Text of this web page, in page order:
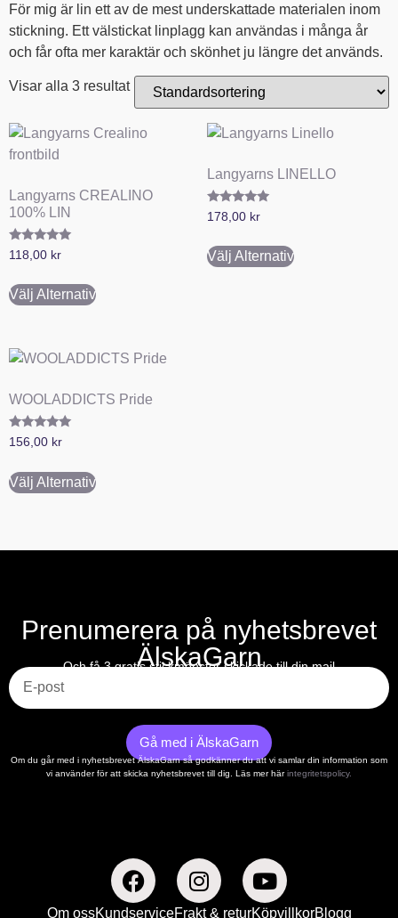
För mig är lin ett av de mest underskattade materialen inom
stickning. Ett välstickat linplagg kan användas i många år
och får ofta mer karaktär och skönhet ju längre det används.
Visar alla 3 resultat
Langyarns CREALINO
100% LIN
Betygsatt
5.00
118,00 kr
Välj Alternativ
Langyarns LINELLO
Betygsatt
5.00
178,00 kr
Välj Alternativ
WOOLADDICTS Pride
Betygsatt
5.00
156,00 kr
Välj Alternativ
Prenumerera på nyhetsbrevet
ÄlskaGarn
Och få 3 gratis stickmönster skickade till din mail
Gå med i ÄlskaGarn
Om du går med i nyhetsbrevet ÄlskaGarn så godkänner du att vi samlar din information som
vi använder för att skicka nyhetsbrevet till dig. Läs mer härintegritetspolicy.
Om ossKundserviceFrakt & returKöpvillkorBlogg